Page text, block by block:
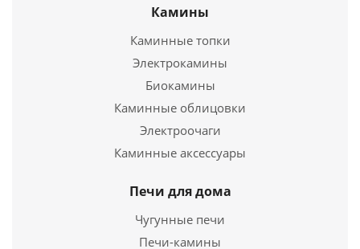
Купить в 1 клик
Камины
Каминные топки
Электрокамины
Биокамины
Каминные облицовки
Электроочаги
Каминные аксессуары
Печи для дома
Чугунные печи
Печи-камины